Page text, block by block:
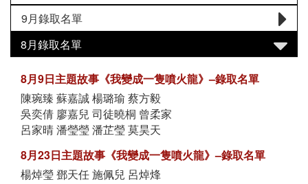
9月錄取名單
8月錄取名單
8月9日主題故事《我變成一隻噴火龍》–錄取名單
陳琬臻 蘇嘉誠 楊璐瑜 蔡方毅
吳奕倩 廖嘉兒 司徒曉桐 曾柔家
呂家晴 潘瑩瑩 潘芷瑩 莫昊天
8月23日主題故事《我變成一隻噴火龍》–錄取名單
楊焯瑩 鄧天任 施佩兒 呂焯烽